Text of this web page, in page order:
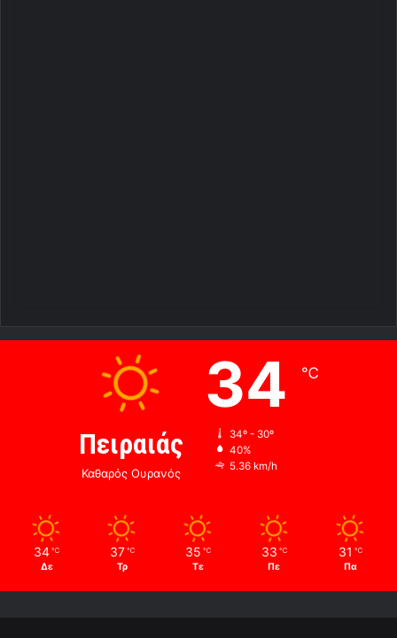
Πειραιάς
Καθαρός Ουρανός
34 ℃
34º - 30º
40%
5.36 km/h
34 ℃
Δε
37 ℃
Τρ
35 ℃
Τε
33 ℃
Πε
31 ℃
Πα